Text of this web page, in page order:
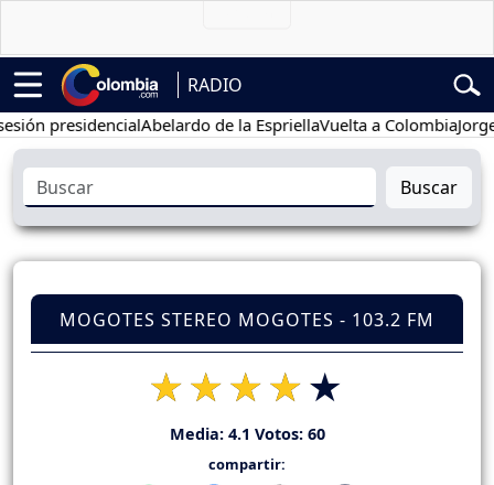
RADIO
presidencialAbelardo de la EspriellaVuelta a ColombiaJorge
Buscar
MOGOTES STEREO MOGOTES - 103.2 FM
Media: 4.1 Votos: 60
compartir: